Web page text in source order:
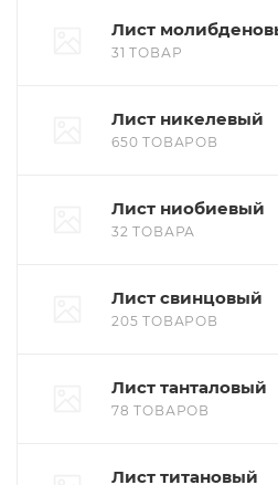
Лист
31 ТОВАР
Лист никелевый
650 ТОВАРОВ
Лист ниобиевый
32 ТОВАРА
Лист свинцовый
205 ТОВАРОВ
Лист танталовый
78 ТОВАРОВ
Лист титановый